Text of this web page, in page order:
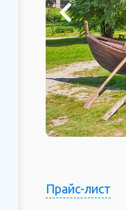
Прайс-лист